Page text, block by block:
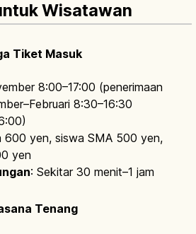
Wisatawan
Tiket Masuk
8:00–17:00 (penerimaan
8:30–16:30
600 yen, siswa SMA 500 yen,
yen
: Sekitar 30 menit–1 jam
Tenang